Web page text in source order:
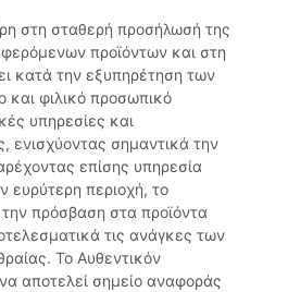
στη σταθερή προσήλωσή της
προϊόντων και στη
κατά την εξυπηρέτηση των
και φιλικό προσωπικό
υπηρεσίες και
ενισχύοντας σημαντικά την
επίσης υπηρεσία
ευρύτερη περιοχή, το
πρόσβαση στα προϊόντα
τις ανάγκες των
Το Αυθεντικόν
αποτελεί σημείο αναφοράς